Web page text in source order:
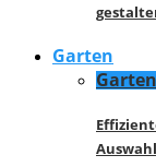
Garten
Garten